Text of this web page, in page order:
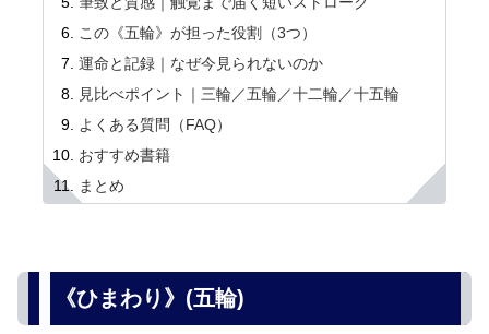
この《五輪》が担った役割（3つ）
運命と記録｜なぜ今見られないのか
見比べポイント｜三輪／五輪／十二輪／十五輪
よくある質問（FAQ）
おすすめ書籍
まとめ
《ひまわり》(五輪)